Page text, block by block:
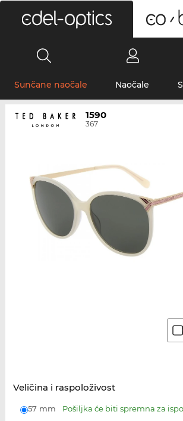
Sunčane naočale Naočale
1590
367
Veličina i raspoloživost
57 mm Pošiljka će biti spremna za